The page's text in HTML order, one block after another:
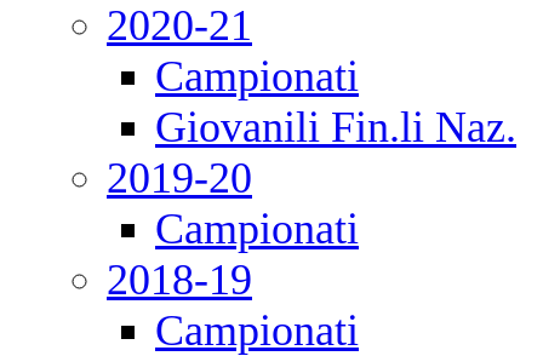
2020-21
Campionati
Giovanili Fin.li Naz.
2019-20
Campionati
2018-19
Campionati